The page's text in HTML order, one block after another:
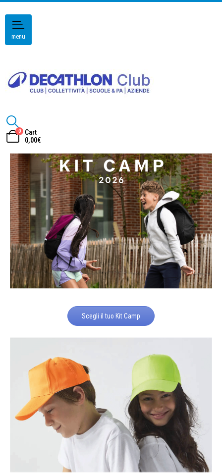
menu
0
Cart
0,00€
Scegli il tuo Kit Camp